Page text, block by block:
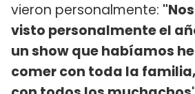
vieron personalmente:
visto personalmente el
un show que habíamos
comer con toda la